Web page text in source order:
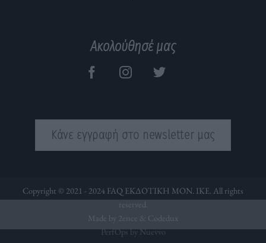
Ακολούθησέ μας
Κάνε εγγραφή στο newsletter μας
Copyright © 2021 - 2024 FAQ ΕΚΔΟΤΙΚΗ ΜΟΝ. ΙΚΕ. All rights
reserved.
Made by 2ence & Codedux
PerfOps by Nuevvo